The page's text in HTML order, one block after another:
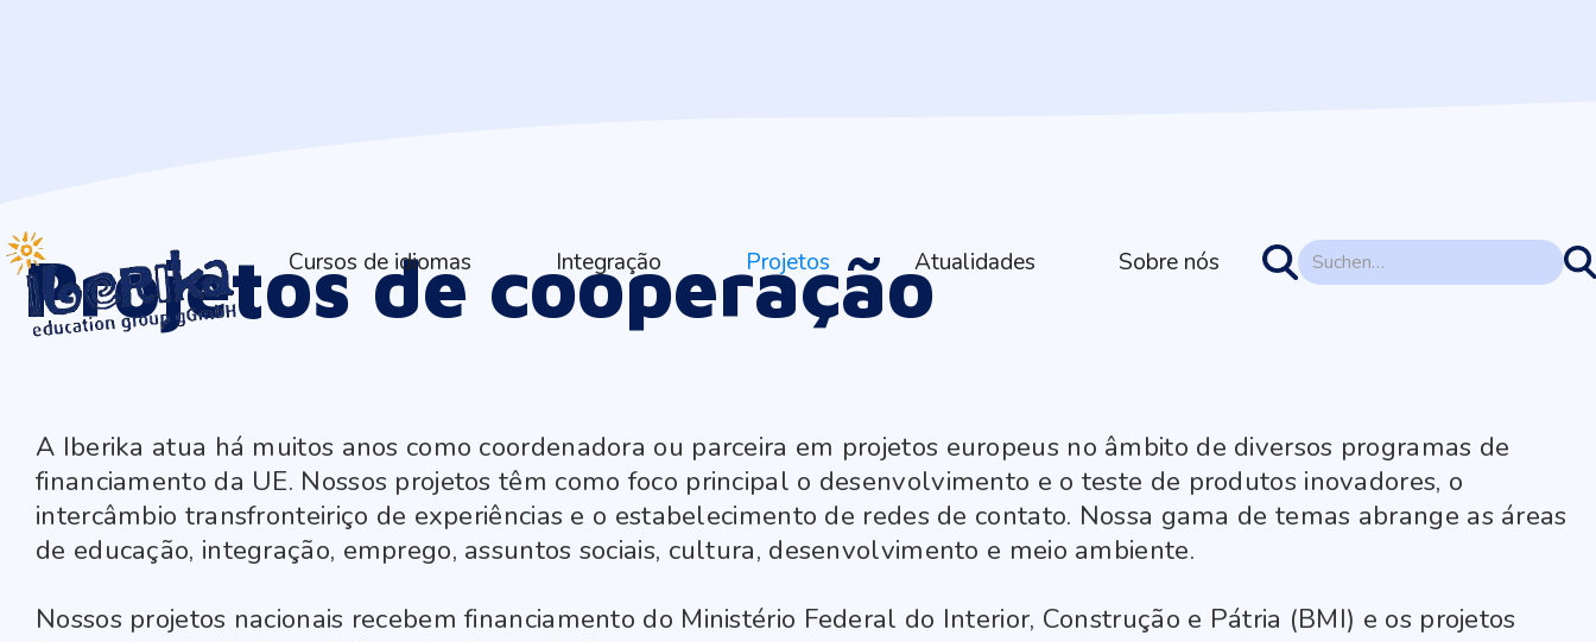
Cursos de idiomas Integração Projetos Atualidades Sobre nós
Projetos de cooperação
A Iberika atua há muitos anos como coordenadora ou parceira em projetos europeus no âmbito de diversos programas de
financiamento da UE. Nossos projetos têm como foco principal o desenvolvimento e o teste de produtos inovadores, o
intercâmbio transfronteiriço de experiências e o estabelecimento de redes de contato. Nossa gama de temas abrange as áreas
de educação, integração, emprego, assuntos sociais, cultura, desenvolvimento e meio ambiente.
Nossos projetos nacionais recebem financiamento do Ministério Federal do Interior, Construção e Pátria (BMI) e os projetos